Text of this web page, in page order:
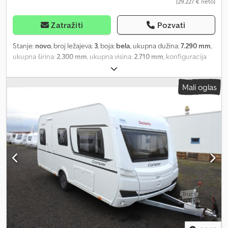
Zatražiti Pozvati
Stanje: novo, broj ležajeva: 3, boja: bela, ukupna dužina:7.290 mm,
ukupna širina: 2.300 mm , ukupna visina: 2.710 mm , konfiguracija
, ukupna težina:1.800 kg
Model 2026 * dozvoljena ukupna masa: 1800 kg * ukupna dužina
(perimetar): 988 cm * Krevet(i): francuski/ležeći krevet, odvojeni
Downtown * Dekor drveta: kadulja zelena ----DODATNA OPREMA:
* Povećanje nosivosti na 1.800 kg (uključujući čelični točak 195
R14 C LI106) * Bezbednosni paket (ATC Trailer Control, sigurnosni
regulator gasa DuoControl sa Crash senzorom i grejanjem
regulatora gasa EisEx, detektor dima) * Oprema za tuširanje
uključujući tuš armaturu i zavesu Chjdpewd Davefx Ahlea *
Priključak za gradski vodovod * 17" aluminijumske felne u
Dethleffs dizajnu (jednoosovinski) * Široka ulazna vrata u
stambeni prostor sa prozorom, u jednom delu * Električno
grejanje poda * Pretvaranje pojedinačnih kreveta u francuski
krevet * Priprema za ugradnju klima uređaja * Prednji prozor *
Mali oglas